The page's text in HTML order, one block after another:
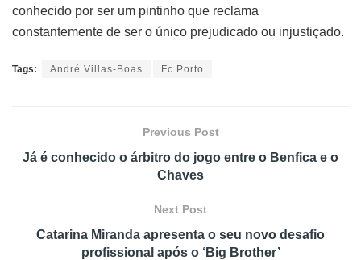
conhecido por ser um pintinho que reclama
constantemente de ser o único prejudicado ou injustiçado.
Tags: André Villas-Boas Fc Porto
Previous Post
Já é conhecido o árbitro do jogo entre o Benfica e o
Chaves
Next Post
Catarina Miranda apresenta o seu novo desafio
profissional após o ‘Big Brother’